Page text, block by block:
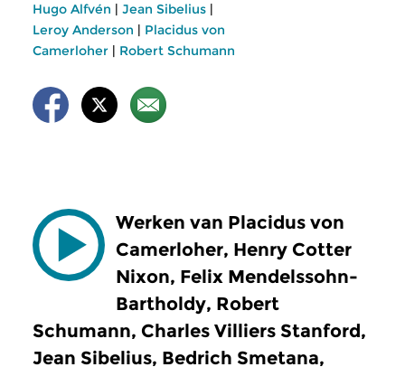
Hugo Alfvén | Jean Sibelius |
Leroy Anderson | Placidus von
Camerloher | Robert Schumann
Werken van Placidus von
Camerloher, Henry Cotter
Nixon, Felix Mendelssohn-
Bartholdy, Robert
Schumann, Charles Villiers Stanford,
Jean Sibelius, Bedrich Smetana,